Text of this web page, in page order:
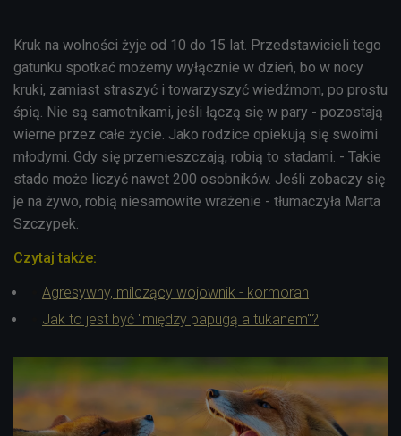
Kruk na wolności żyje od 10 do 15 lat. Przedstawicieli tego
gatunku spotkać możemy wyłącznie w dzień, bo w nocy
kruki, zamiast straszyć i towarzyszyć wiedźmom, po prostu
śpią. Nie są samotnikami, jeśli łączą się w pary - pozostają
wierne przez całe życie. Jako rodzice opiekują się swoimi
młodymi. Gdy się przemieszczają, robią to stadami. - Takie
stado może liczyć nawet 200 osobników. Jeśli zobaczy się
je na żywo, robią niesamowite wrażenie - tłumaczyła Marta
Szczypek.
Czytaj także:
Agresywny, milczący wojownik - kormoran
Jak to jest być "między papugą a tukanem"?